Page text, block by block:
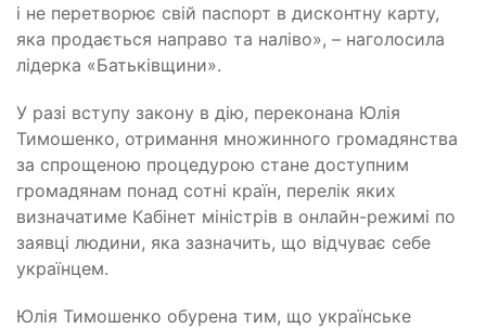
і не перетворює свій паспорт в дисконтну карту,
яка продається направо та наліво», – наголосила
лідерка «Батьківщини».
У разі вступу закону в дію, переконана Юлія
Тимошенко, отримання множинного громадянства
за спрощеною процедурою стане доступним
громадянам понад сотні країн, перелік яких
визначатиме Кабінет міністрів в онлайн-режимі по
заявці людини, яка зазначить, що відчуває себе
українцем.
Юлія Тимошенко обурена тим, що українське